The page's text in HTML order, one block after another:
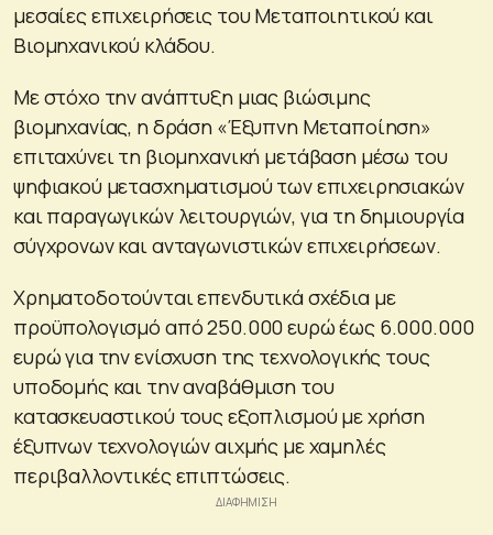
μεσαίες επιχειρήσεις του Μεταποιητικού και
Βιομηχανικού κλάδου.
Με στόχο την ανάπτυξη μιας βιώσιμης
βιομηχανίας, η δράση «Έξυπνη Μεταποίηση»
επιταχύνει τη βιομηχανική μετάβαση μέσω του
ψηφιακού μετασχηματισμού των επιχειρησιακών
και παραγωγικών λειτουργιών, για τη δημιουργία
σύγχρονων και ανταγωνιστικών επιχειρήσεων.
Χρηματοδοτούνται επενδυτικά σχέδια με
προϋπολογισμό από 250.000 ευρώ έως 6.000.000
ευρώ για την ενίσχυση της τεχνολογικής τους
υποδομής και την αναβάθμιση του
κατασκευαστικού τους εξοπλισμού με χρήση
έξυπνων τεχνολογιών αιχμής με χαμηλές
περιβαλλοντικές επιπτώσεις.